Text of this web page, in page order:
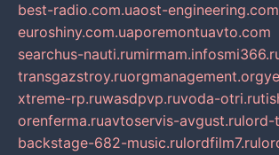
best-radio.com.uaost-engineering.com
euroshiny.com.uaporemontuavto.com
searchus-nauti.rumirmam.info
transgazstroy.ruorgmanagement.org
xtreme-rp.ruwasdpvp.ruvoda-otri.ru
orenferma.ruavtoservis-avgust.rulord-
backstage-682-music.rulordfilm7.ru